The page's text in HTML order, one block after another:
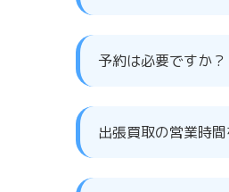
予約は必要ですか？
出張買取の営業時